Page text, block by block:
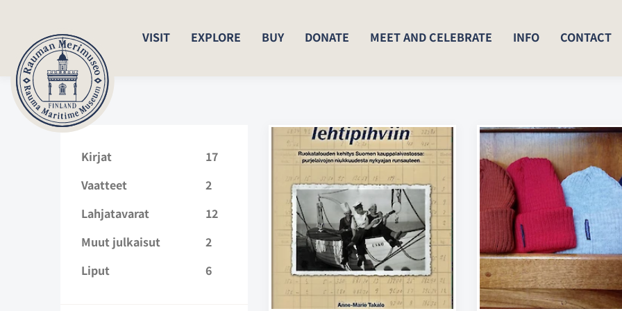
VISIT EXPLORE BUY DONATE MEET AND CELEBRATE INFO CONTACT
Kirjat
17
Vaatteet
2
Lahjatavarat
12
Muut julkaisut
2
Liput
6